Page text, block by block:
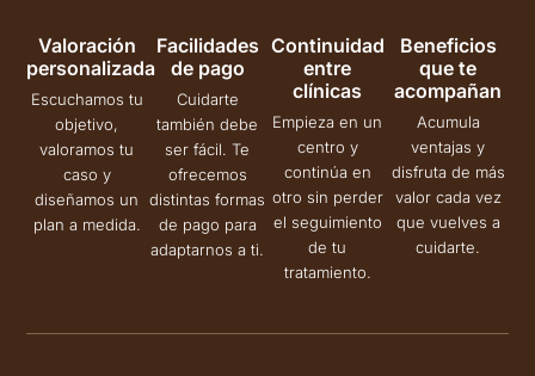
Valoración
personalizada
Escuchamos tu
objetivo,
valoramos tu
caso y
diseñamos un
plan a medida.
Facilidades
de pago
Cuidarte
también debe
ser fácil. Te
ofrecemos
distintas formas
de pago para
adaptarnos a ti.
Continuidad
entre
clínicas
Empieza en un
centro y
continúa en
otro sin perder
el seguimiento
de tu
tratamiento.
Beneficios
que te
acompañan
Acumula
ventajas y
disfruta de más
valor cada vez
que vuelves a
cuidarte.